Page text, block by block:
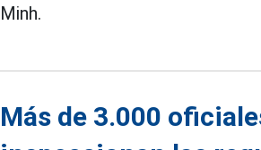
Minh.
Más de 3.000